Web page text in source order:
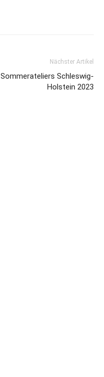
Nächster Artikel
Sommerateliers Schleswig-
Holstein 2023